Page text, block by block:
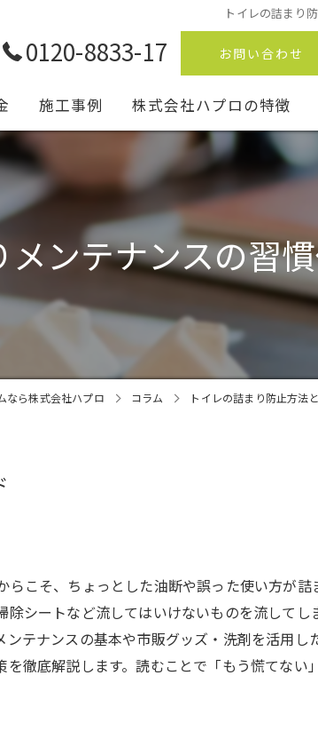
トイレの詰まり
0120-8833-17 お問い合わせ
施工事例 株式会社ハプロの特徴
トイレ
浴室
キッチン
設備工事
ンテナンスの習
なら株式会社ハプロ コラム トイレの詰まり防止方法
こそ、ちょっとした油断や誤った使い方が
シートなど流してはいけないものを流して
テナンスの基本や市販グッズ・洗剤を活用し
徹底解説します。読むことで「もう慌てない